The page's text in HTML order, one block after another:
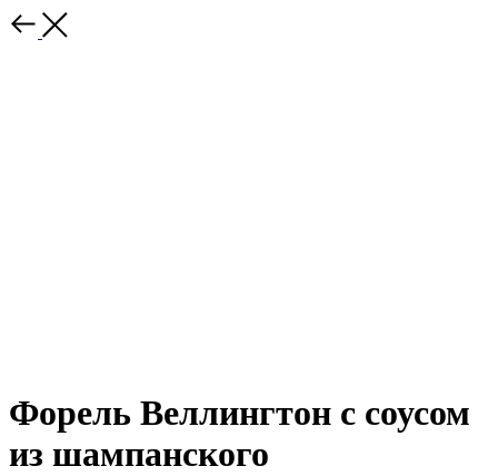
Форель Веллингтон с соусом
из шампанского